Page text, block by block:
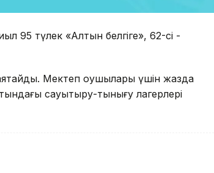
95 түлек «Алтын белгіге», 62-сі -
Мектеп оқушылары үшін жазда
сауықтыру-тынығу лагерлері